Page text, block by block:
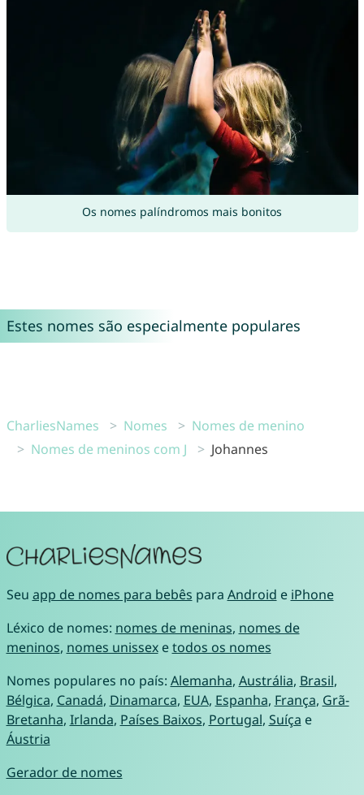
Os nomes palíndromos mais bonitos
Estes nomes são especialmente populares
CharliesNames Nomes
Nomes de menino
Nomes de meninos com J
Johannes
Seu app de nomes para bebês para Android e iPhone
Léxico de nomes: nomes de meninas, nomes de
meninos, nomes unissexetodos os nomes
Nomes populares no país: Alemanha, Austrália, Brasil,
Bélgica, Canadá, Dinamarca, EUA, Espanha, França, Grã-
Bretanha, Irlanda, Países Baixos, Portugal, Suíça e
Áustria
Gerador de nomes